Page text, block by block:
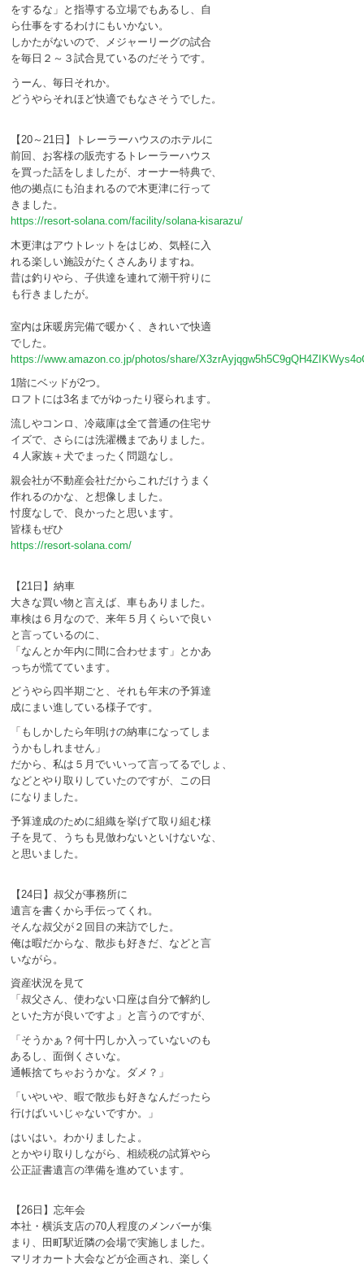
をするな」と指導する立場でもあるし、自
ら仕事をするわけにもいかない。
しかたがないので、メジャーリーグの試合
を毎日２～３試合見ているのだそうです。
うーん、毎日それか。
どうやらそれほど快適でもなさそうでした。
【20～21日】トレーラーハウスのホテルに
前回、お客様の販売するトレーラーハウス
を買った話をしましたが、オーナー特典で、
他の拠点にも泊まれるので木更津に行って
きました。
https://resort-solana.com/facility/solana-kisarazu/
木更津はアウトレットをはじめ、気軽に入
れる楽しい施設がたくさんありますね。
昔は釣りやら、子供達を連れて潮干狩りに
も行きましたが。
室内は床暖房完備で暖かく、きれいで快適
でした。
https://www.amazon.co.jp/photos/share/
1階にベッドが2つ。
ロフトには3名までがゆったり寝られます。
流しやコンロ、冷蔵庫は全て普通の住宅サ
イズで、さらには洗濯機までありました。
４人家族＋犬でまったく問題なし。
親会社が不動産会社だからこれだけうまく
作れるのかな、と想像しました。
忖度なしで、良かったと思います。
皆様もぜひ
https://resort-solana.com/
【21日】納車
大きな買い物と言えば、車もありました。
車検は６月なので、来年５月くらいで良い
と言っているのに、
「なんとか年内に間に合わせます」とかあ
っちが慌てています。
どうやら四半期ごと、それも年末の予算達
成にまい進している様子です。
「もしかしたら年明けの納車になってしま
うかもしれません」
だから、私は５月でいいって言ってるでしょ、
などとやり取りしていたのですが、この日
になりました。
予算達成のために組織を挙げて取り組む様
子を見て、うちも見倣わないといけないな、
と思いました。
【24日】叔父が事務所に
遺言を書くから手伝ってくれ。
そんな叔父が２回目の来訪でした。
俺は暇だからな、散歩も好きだ、などと言
いながら。
資産状況を見て
「叔父さん、使わない口座は自分で解約し
といた方が良いですよ」と言うのですが、
「そうかぁ？何十円しか入っていないのも
あるし、面倒くさいな。
通帳捨てちゃおうかな。ダメ？」
「いやいや、暇で散歩も好きなんだったら
行けばいいじゃないですか。」
はいはい。わかりましたよ。
とかやり取りしながら、相続税の試算やら
公正証書遺言の準備を進めています。
【26日】忘年会
本社・横浜支店の70人程度のメンバーが集
まり、田町駅近隣の会場で実施しました。
マリオカート大会などが企画され、楽しく